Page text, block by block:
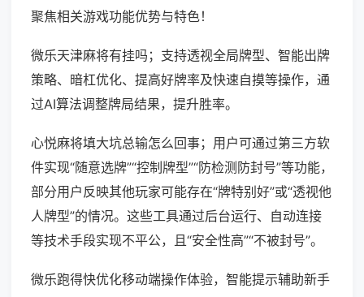
聚焦相关游戏功能优势与特色！
微乐天津麻将有挂吗；支持透视全局牌型、智能出牌
策略、暗杠优化、提高好牌率及快速自摸等操作，通
过AI算法调整牌局结果，提升胜率。
心悦麻将填大坑总输怎么回事；用户可通过第三方软
件实现“随意选牌”“控制牌型”“防检测防封号”等功能，
部分用户反映其他玩家可能存在“牌特别好”或“透视他
人牌型”的情况。这些工具通过后台运行、自动连接
等技术手段实现不平公，且“安全性高”“不被封号”。
微乐跑得快优化移动端操作体验，智能提示辅助新手